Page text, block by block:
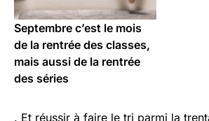
Septembre c’est le mois
de la rentrée des classes,
mais aussi de la rentrée
des séries
. Et réussir à faire le tri parmi la